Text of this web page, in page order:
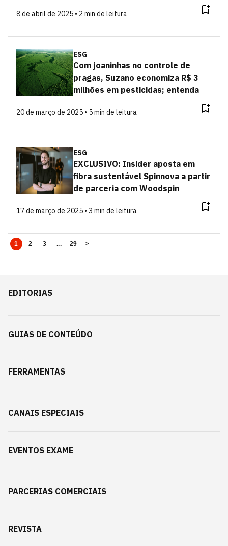
8 de abril de 2025 • 2 min de leitura
ESG
Com joaninhas no controle de
pragas, Suzano economiza R$ 3
milhões em pesticidas; entenda
20 de março de 2025 • 5 min de leitura
ESG
EXCLUSIVO: Insider aposta em
fibra sustentável Spinnova a partir
de parceria com Woodspin
17 de março de 2025 • 3 min de leitura
1 2 3 ... 29 >
EDITORIAS
GUIAS DE CONTEÚDO
FERRAMENTAS
CANAIS ESPECIAIS
EVENTOS EXAME
PARCERIAS COMERCIAIS
REVISTA